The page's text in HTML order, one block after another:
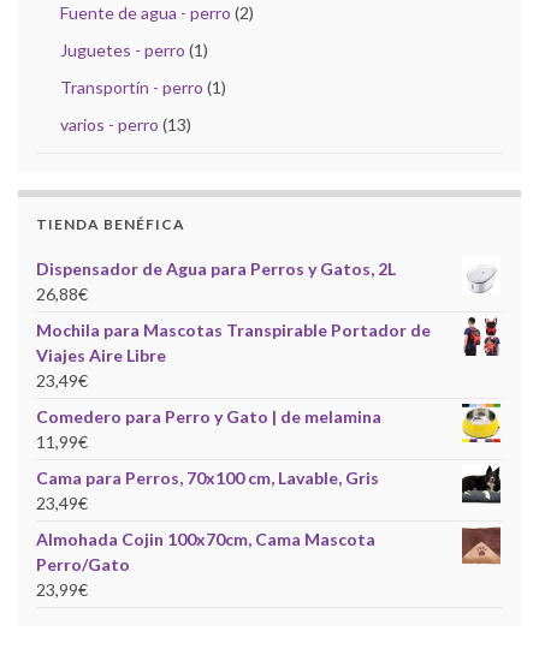
Fuente de agua - perro (2)
Juguetes - perro (1)
Transportín - perro (1)
varios - perro (13)
TIENDA BENÉFICA
Dispensador de Agua para Perros y Gatos, 2L
26,88€
Mochila para Mascotas Transpirable Portador de
Viajes Aire Libre
23,49€
Comedero para Perro y Gato | de melamina
11,99€
Cama para Perros, 70x100 cm, Lavable, Gris
23,49€
Almohada Cojin 100x70cm, Cama Mascota
Perro/Gato
23,99€